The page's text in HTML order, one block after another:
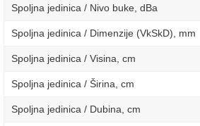
Spoljna jedinica / Nivo buke, dBa
Spoljna jedinica / Dimenzije (VkSkD), mm
Spoljna jedinica / Visina, сm
Spoljna jedinica / Širina, сm
Spoljna jedinica / Dubina, сm